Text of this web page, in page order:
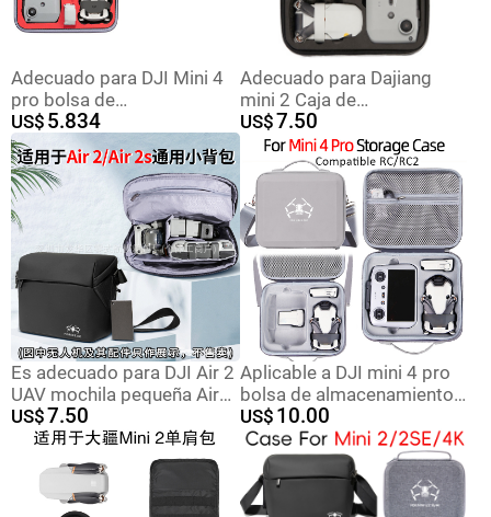
Adecuado para DJI Mini 4
pro bolsa de
almacenamiento DJI Mini 4
pro Changfei caja de
almacenamiento a prueba
de agua bolsa de
accesorios
US$ 5.834
Adecuado para Dajiang
mini 2 Caja de
almacenamiento mini 2
mini bolsa de
almacenamiento caja de
almacenamiento de nylon
portátil mochila crossbody
US$7.50
Es adecuado para DJI Air 2
UAV mochila pequeña Air
2s bolsa de
almacenamiento mochila
portátil impermeable
US$7.50
Aplicable a DJI mini 4 pro
bolsa de almacenamiento
DJI mini 4 bolsa de
almacenamiento de drones
con pantalla bolsa portátil
US$ 10.00